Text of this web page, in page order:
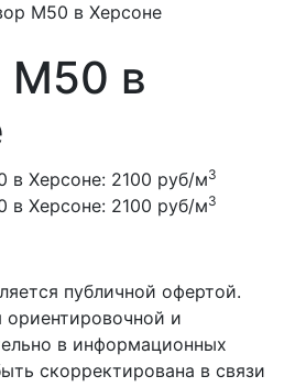
М50 в
в Херсоне: 2100 руб/м3
в Херсоне: 2100 руб/м3
публичной офертой.
ориентировочной и
в информационных
скорректирована в связи